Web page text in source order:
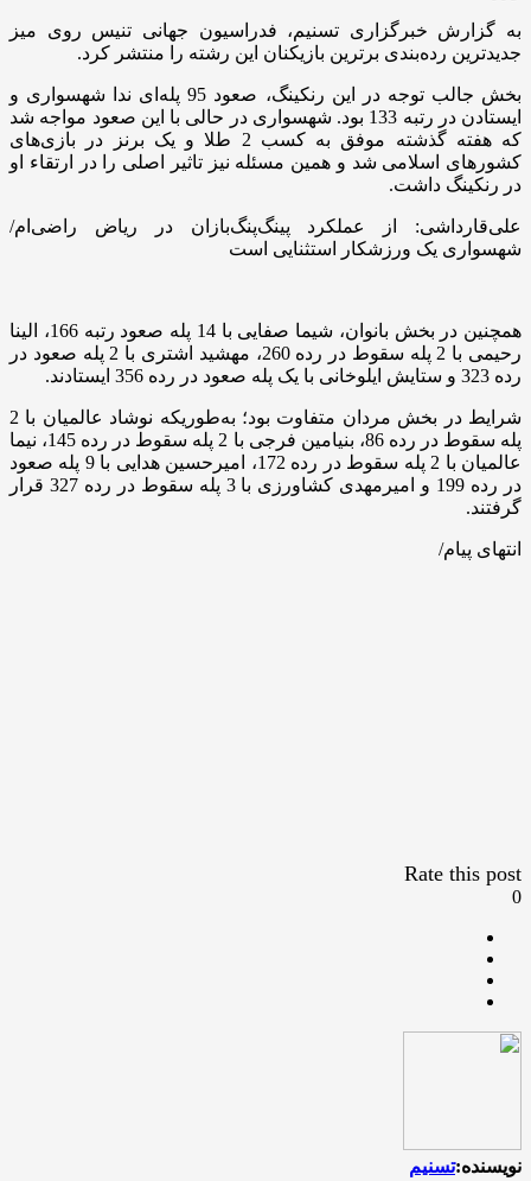
به گزارش خبرگزاری تسنیم، فدراسیون جهانی تنیس روی میز
جدیدترین رده‌بندی برترین بازیکنان این رشته را منتشر کرد.
بخش جالب توجه در این رنکینگ، صعود 95 پله‌ای ندا شهسواری و
ایستادن در رتبه 133 بود. شهسواری در حالی با این صعود مواجه شد
که هفته گذشته موفق به کسب 2 طلا و یک برنز در بازی‌های
کشورهای اسلامی شد و همین مسئله نیز تاثیر اصلی را در ارتقاء او
در رنکینگ داشت.
علی‌قارداشی: از عملکرد پینگ‌پنگ‌بازان در ریاض راضی‌ام/
شهسواری یک ورزشکار استثنایی است
همچنین در بخش بانوان، شیما صفایی با 14 پله صعود رتبه 166، الینا
رحیمی با 2 پله سقوط در رده 260، مهشید اشتری با 2 پله صعود در
رده 323 و ستایش ایلوخانی با یک پله صعود در رده 356 ایستادند.
شرایط در بخش مردان متفاوت بود؛ به‌طوریکه نوشاد عالمیان با 2
پله سقوط در رده 86، بنیامین فرجی با 2 پله سقوط در رده 145، نیما
عالمیان با 2 پله سقوط در رده 172، امیرحسین هدایی با 9 پله صعود
در رده 199 و امیرمهدی کشاورزی با 3 پله سقوط در رده 327 قرار
گرفتند.
انتهای پیام/
Rate this post
0
نویسنده:تسنیم